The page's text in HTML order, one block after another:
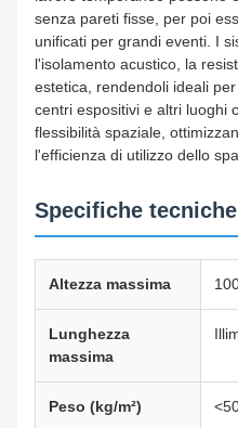
senza pareti fisse, per poi
unificati per grandi eventi. I
l'isolamento acustico, la
estetica, rendendoli ideali
centri espositivi e altri luoghi
flessibilità spaziale,
l'efficienza di utilizzo dello
Specifiche tecniche
Altezza massima
Lunghezza
massima
Peso (kg/m²)